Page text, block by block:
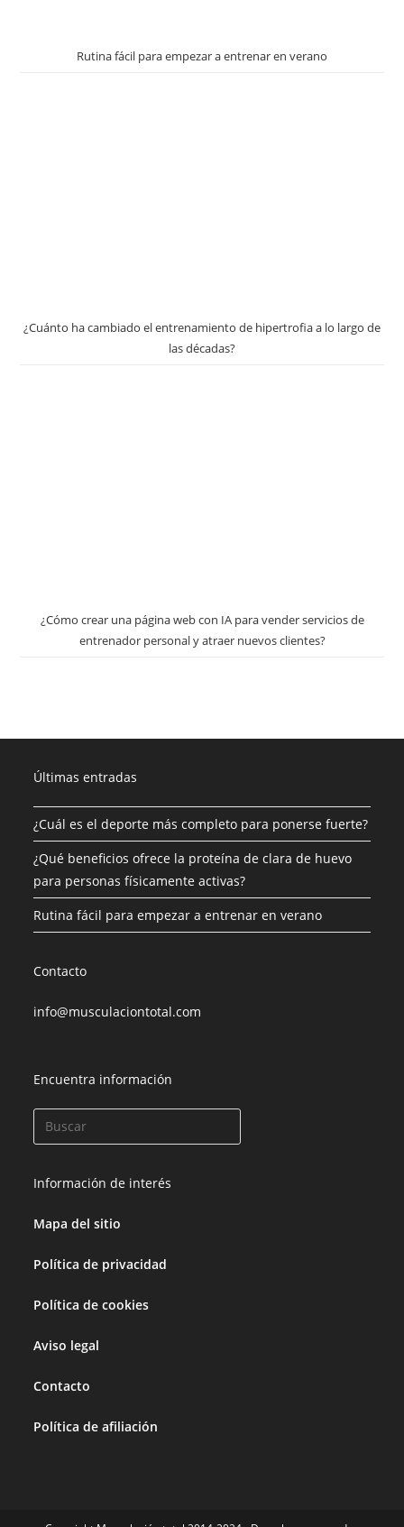
Rutina fácil para empezar a entrenar en verano
¿Cuánto ha cambiado el entrenamiento de hipertrofia a lo largo de
las décadas?
¿Cómo crear una página web con IA para vender servicios de
entrenador personal y atraer nuevos clientes?
Últimas entradas
¿Cuál es el deporte más completo para ponerse fuerte?
¿Qué beneficios ofrece la proteína de clara de huevo
para personas físicamente activas?
Rutina fácil para empezar a entrenar en verano
Contacto
info@musculaciontotal.com
Encuentra información
Información de interés
Mapa del sitio
Política de privacidad
Política de cookies
Aviso legal
Contacto
Política de afiliación